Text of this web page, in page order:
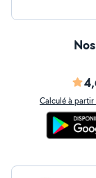
Calculé à partir